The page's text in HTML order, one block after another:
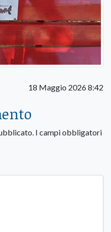
18 Maggio 2026 8:42
I campi obbligatori